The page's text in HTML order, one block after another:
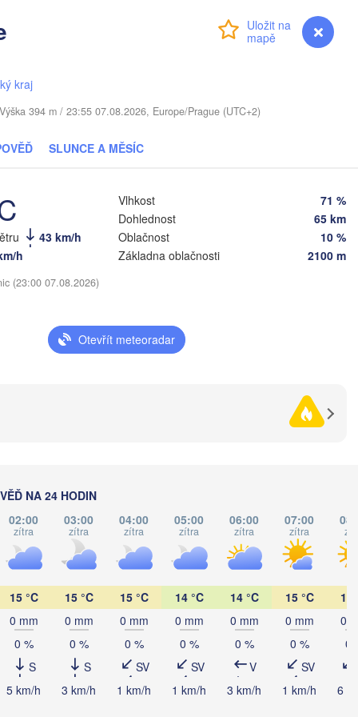
myVentusky Předpověď
kraj
394 m / 23:55 07.08.2026, Europe/Prague (UTC+2)
SLUNCE A MĚSÍC
43 km/h
h
Vlhkost
71 %
Dohlednost
65 km
Oblačnost
10 %
Základna oblačnosti
2100 m
(23:00 07.08.2026)
Otevřít meteoradar
NA 24 HODIN
02:00
zítra
03:00
zítra
04:00
zítra
05:00
zítra
06:00
zítra
07:00
zítra
15 °C
0 mm
0 %
S
5 km/h
15 °C
0 mm
0 %
S
3 km/h
15 °C
0 mm
0 %
SV
1 km/h
14 °C
0 mm
0 %
SV
1 km/h
14 °C
0 mm
0 %
V
3 km/h
15 °C
0 mm
0 %
SV
1 km/h
17
0
0
6
Бабруйск
(Babrujsk)
(Baranavičy)
Черкаси
Пінск
(Pinsk)
Салігорск
(Salihorsk)
BĚLORUSKO
Одеса
(Odesa)
Кривий
(Kryvyi
Чернівці
Galați
Миколаїв
RUMUNSKO
MOLDAVSKO